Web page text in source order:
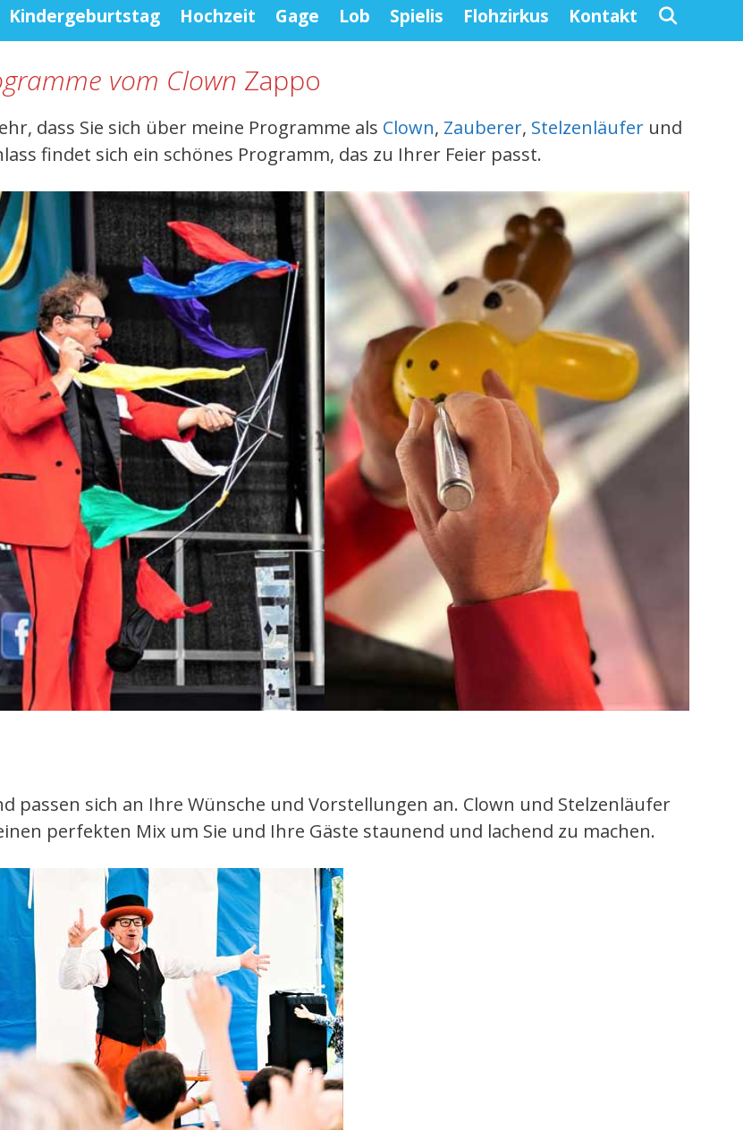
Kindergeburtstag Hochzeit Gage Lob Spielis Flohzirkus Kontakt
vom Clown Zappo
dass Sie sich über meine Programme als Clown, Zauberer, Stelzenläufer und
findet sich ein schönes Programm, das zu Ihrer Feier passt.
passen sich an Ihre Wünsche und Vorstellungen an. Clown und Stelzenläufer
perfekten Mix um Sie und Ihre Gäste staunend und lachend zu machen.